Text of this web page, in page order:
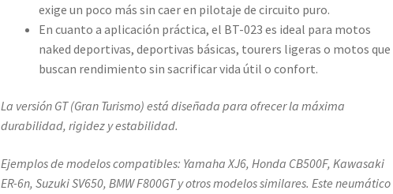
exige un poco más sin caer en pilotaje de circuito puro.
En cuanto a aplicación práctica, el BT-023 es ideal para motos
naked deportivas, deportivas básicas, tourers ligeras o motos que
buscan rendimiento sin sacrificar vida útil o confort.
La versión GT (Gran Turismo) está diseñada para ofrecer la máxima
durabilidad, rigidez y estabilidad.
Ejemplos de modelos compatibles: Yamaha XJ6, Honda CB500F, Kawasaki
ER-6n, Suzuki SV650, BMW F800GT y otros modelos similares. Este neumático